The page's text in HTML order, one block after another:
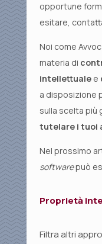
opportune
esitare,
Noi come
materia di
intellettuale e
a disposizione
sulla scelta più
tutelare i tuoi
Nel prossimo
softwarepuò
Proprietà
Filtra altri